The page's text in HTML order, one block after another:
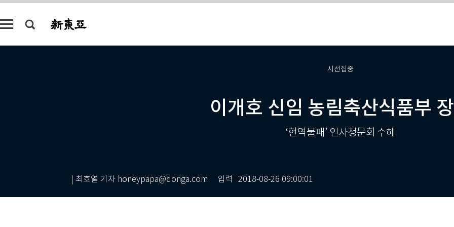
시선집중
이개호 신임 농림축산식품부
‘현역불패’ 인사청문회 수혜
| 최호열 기자 honeypapa@donga.com 입력 2018-08-26 09:00:01